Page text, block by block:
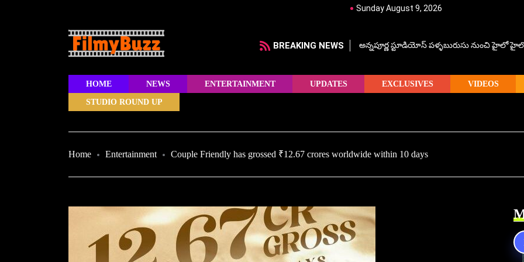
Sunday August 9, 2026
BREAKING NEWS అన్నపూర్ణ స్టూడియోస్ పళ్ళబురుసు నుంచి హైలో
HOME NEWS ENTERTAINMENT UPDATES EXCLUSIVES VIDEOS
STUDIO ROUND UP
Home Entertainment Couple Friendly has grossed ₹12.67 crores worldwide within 10 days